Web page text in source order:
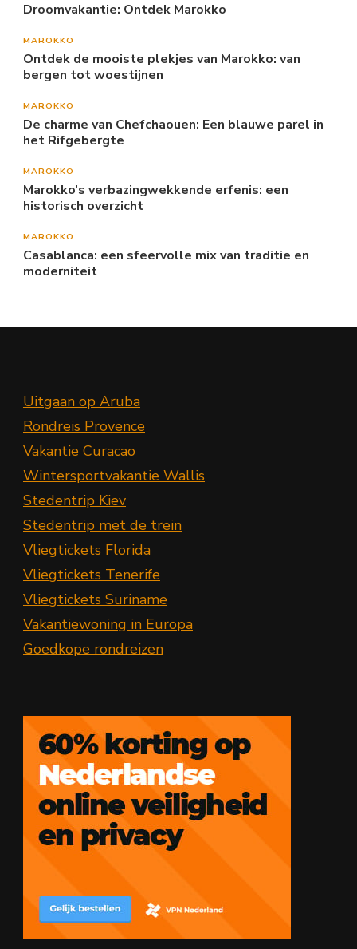
Droomvakantie: Ontdek Marokko
MAROKKO
Ontdek de mooiste plekjes van Marokko: van
bergen tot woestijnen
MAROKKO
De charme van Chefchaouen: Een blauwe parel in
het Rifgebergte
MAROKKO
Marokko’s verbazingwekkende erfenis: een
historisch overzicht
MAROKKO
Casablanca: een sfeervolle mix van traditie en
moderniteit
Uitgaan op Aruba
Rondreis Provence
Vakantie Curacao
Wintersportvakantie Wallis
Stedentrip Kiev
Stedentrip met de trein
Vliegtickets Florida
Vliegtickets Tenerife
Vliegtickets Suriname
Vakantiewoning in Europa
Goedkope rondreizen